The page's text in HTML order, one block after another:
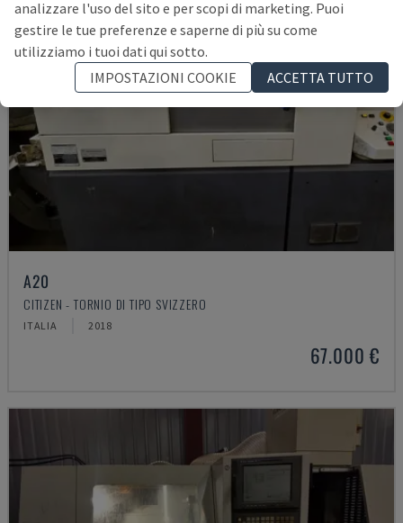
A20
CITIZEN - TORNIO DI TIPO SVIZZERO
ITALIA 2018
67.000 €
analizzare l'uso del sito e per scopi di marketing. Puoi
gestire le tue preferenze e saperne di più su come
utilizziamo i tuoi dati qui sotto.
IMPOSTAZIONI COOKIE
ACCETTA TUTTO